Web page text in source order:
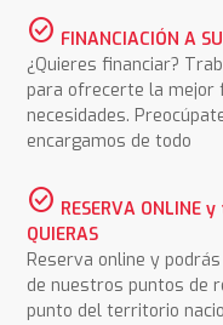
check_circle FINANCIACIÓN A
¿Quieres financiar?
para ofrecerte la mejor
necesidades.
encargamos de todo
check_circle RESERVA ONLINE
QUIERAS
Reserva online y
de nuestros puntos de
punto del territorio